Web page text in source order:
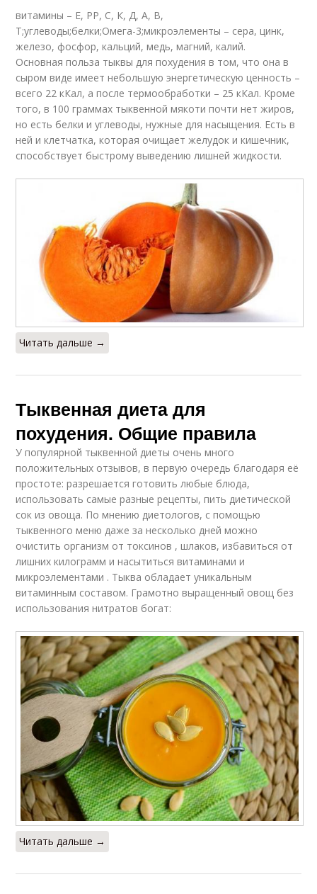
витамины – Е, РР, С, К, Д, А, В,
Т;углеводы;белки;Омега-3;микроэлементы – сера, цинк,
железо, фосфор, кальций, медь, магний, калий.
Основная польза тыквы для похудения в том, что она в
сыром виде имеет небольшую энергетическую ценность –
всего 22 кКал, а после термообработки – 25 кКал. Кроме
того, в 100 граммах тыквенной мякоти почти нет жиров,
но есть белки и углеводы, нужные для насыщения. Есть в
ней и клетчатка, которая очищает желудок и кишечник,
способствует быстрому выведению лишней жидкости.
Читать дальше →
Тыквенная диета для
похудения. Общие правила
У популярной тыквенной диеты очень много
положительных отзывов, в первую очередь благодаря её
простоте: разрешается готовить любые блюда,
использовать самые разные рецепты, пить диетической
сок из овоща. По мнению диетологов, с помощью
тыквенного меню даже за несколько дней можно
очистить организм от токсинов , шлаков, избавиться от
лишних килограмм и насытиться витаминами и
микроэлементами . Тыква обладает уникальным
витаминным составом. Грамотно выращенный овощ без
использования нитратов богат:
Читать дальше →